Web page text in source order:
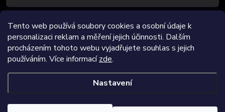
Tento web používá soubory cookies a osobní údaje k
personalizaci reklam a měření jejich účinnosti. Dalším
procházením tohoto webu vyjadřujete souhlas s jejich
používáním. Více informacízde.
Nastavení
Informace pro vás
Novinky
nastavení cookies